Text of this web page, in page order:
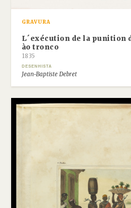
GRAVURA
L´exécution de la punition
ào tronco
1835
DESENHISTA
Jean-Baptiste Debret